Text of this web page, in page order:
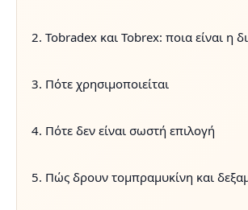
2. Tobradex και Tobrex: ποια είναι η
3. Πότε χρησιμοποιείται
4. Πότε δεν είναι σωστή επιλογή
5. Πώς δρουν τομπραμυκίνη και